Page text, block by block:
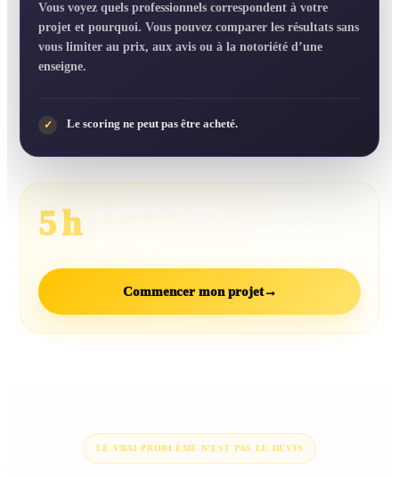
Vous voyez quels professionnels correspondent à votre
projet et pourquoi. Vous pouvez comparer les résultats sans
vous limiter au prix, aux avis ou à la notoriété d’une
enseigne.
✓ Le scoring ne peut pas être acheté.
5 h
Commencer mon projet→
LE VRAI PROBLÈME N’EST PAS LE DEVIS